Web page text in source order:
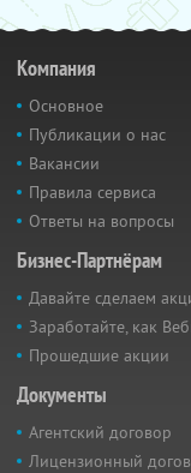
Компания
Основное
Публикации о нас
Вакансии
Правила сервиса
Ответы на вопросы
Бизнес-Партнёрам
Давайте сделаем
Заработайте, как
Прошедшие акции
Документы
Агентский договор
Лицензионный